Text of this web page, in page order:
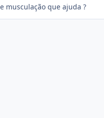
musculação que ajuda ?